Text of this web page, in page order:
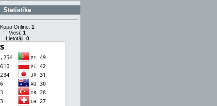
Statistika
Kopā Online: 1
Viesi: 1
Lietotāji: 0